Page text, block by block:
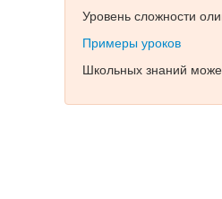
Уровень сложности
Примеры уроков
Школьных знаний